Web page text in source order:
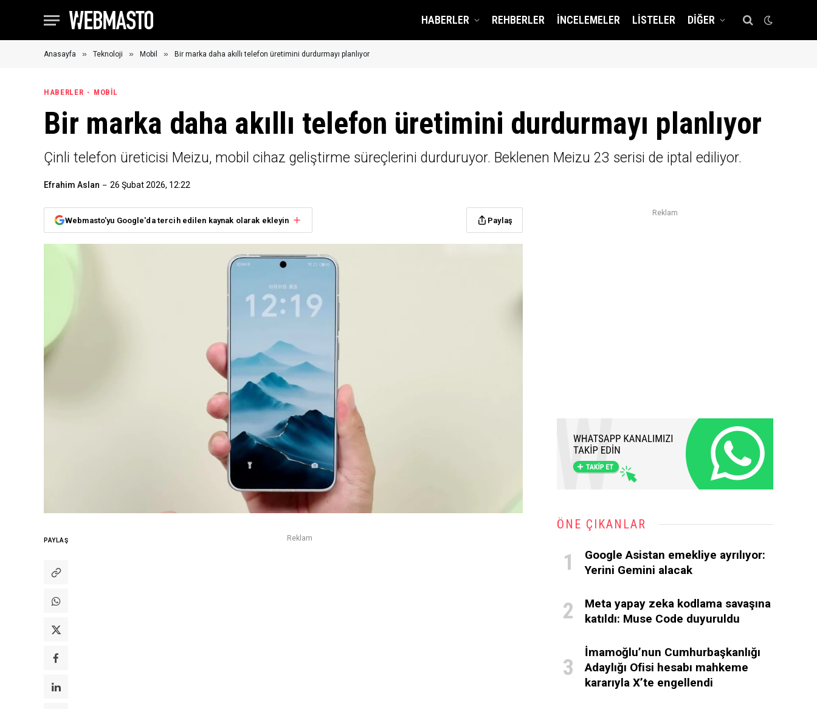
HABERLER REHBERLER İNCELEMELER LISTELER DIĞER
Anasayfa » Teknoloji » Mobil » Bir marka daha akıllı telefon üretimini durdurmayı planlıyor
HABERLER MOBIL
Bir marka daha akıllı telefon üretimini durdurmayı planlıyor
Çinli telefon üreticisi Meizu, mobil cihaz geliştirme süreçlerini durduruyor. Beklenen Meizu 23 serisi de iptal ediliyor.
Efrahim Aslan 26 Şubat 2026, 12:22
Webmasto'yu Google'da tercih edilen kaynak olarak ekleyin Paylaş
PAYLAŞ Reklam
Reklam
ÖNE ÇIKANLAR
Google Asistan emekliye ayrılıyor:
Yerini Gemini alacak
Meta yapay zeka kodlama savaşına
katıldı: Muse Code duyuruldu
İmamoğlu’nun Cumhurbaşkanlığı
Adaylığı Ofisi hesabı mahkeme
kararıyla X’te engellendi